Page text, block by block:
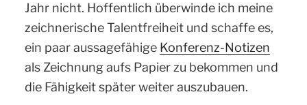
Jahr nicht. Hoffentlich überwinde ich meine
zeichnerische Talentfreiheit und schaffe es,
ein paar aussagefähige Konferenz-Notizen
als Zeichnung aufs Papier zu bekommen und
die Fähigkeit später weiter auszubauen.